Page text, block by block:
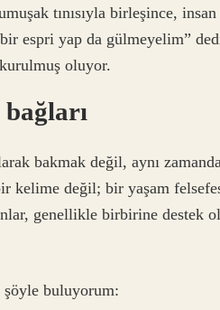
tınısıyla birleşince,
espri yap da gülmeyelim”
oluyor.
bakmak değil, aynı
kelime değil; bir yaşam
genellikle birbirine destek
şöyle buluyorum: